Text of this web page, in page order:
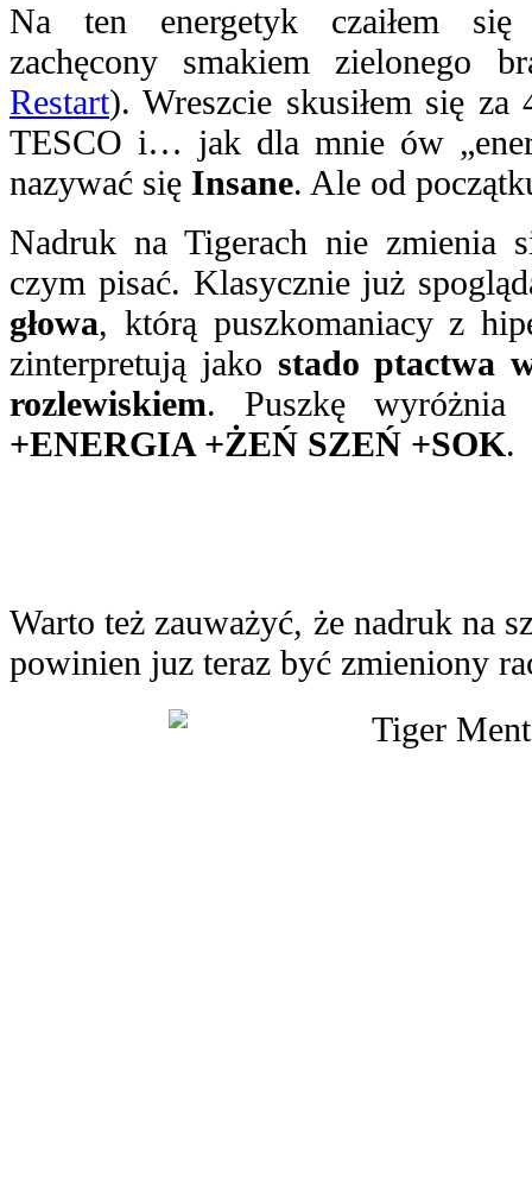
Na ten energetyk czaiłem się
zachęcony smakiem zielonego
Restart). Wreszcie skusiłem się za
TESCO i… jak dla mnie ów
nazywać się Insane. Ale od
Nadruk na Tigerach nie zmienia
czym pisać. Klasycznie już
głowa, którą puszkomaniacy z
zinterpretują jako stado ptactwa
rozlewiskiem. Puszkę wyróżnia
+ENERGIA +ŻEŃ SZEŃ +SOK.
Warto też zauważyć, że nadruk na
powinien juz teraz być zmieniony